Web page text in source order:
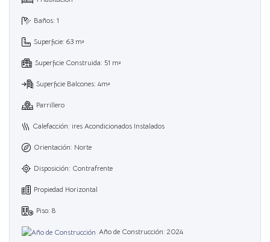
Baños: 1
Superficie: 63 m²
Superficie Construida: 51 m²
Superficie Balcones: 4m²
Parrillero
Calefacción: ires Acondicionados Instalados
Orientación: Norte
Disposición: Contrafrente
Propiedad Horizontal
Piso: 8
Año de Construcción: 2024